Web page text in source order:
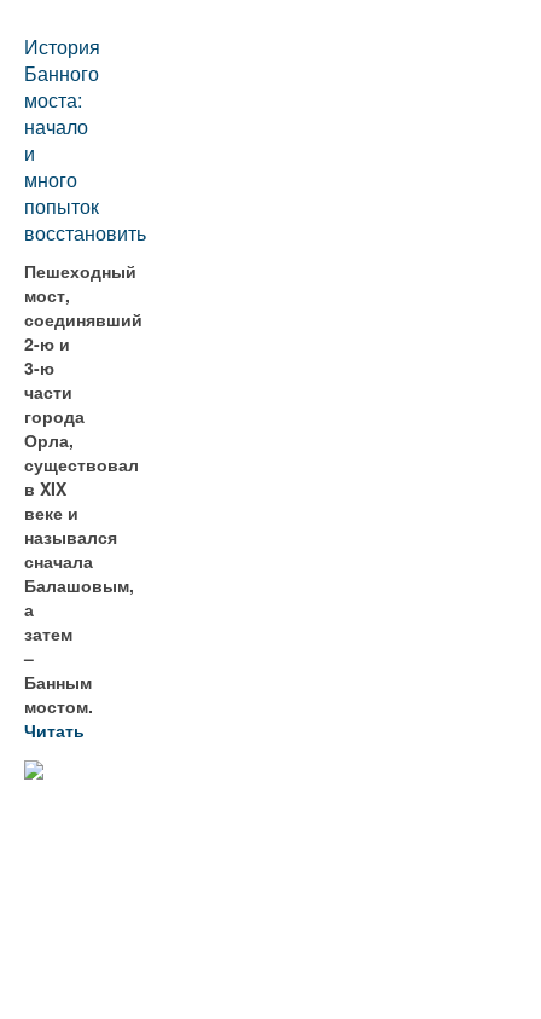
История
Банного
моста:
начало
и
много
попыток
восстановить
Пешеходный
мост,
соединявший
2-ю и
3-ю
части
города
Орла,
существовал
в XIX
веке и
назывался
сначала
Балашовым,
а
затем
–
Банным
мостом.
Читать